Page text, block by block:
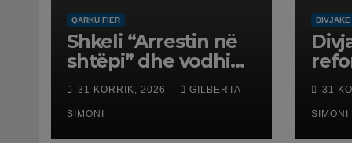
QARKU FIER
Shkeli “Arrestin në
shtëpi” dhe vodhi
automjetin,
arrestohet 43-
vjeçari
31 KORRIK, 2026 GILBERTA
SIMONI
DIVJAKË
31
SIMONI